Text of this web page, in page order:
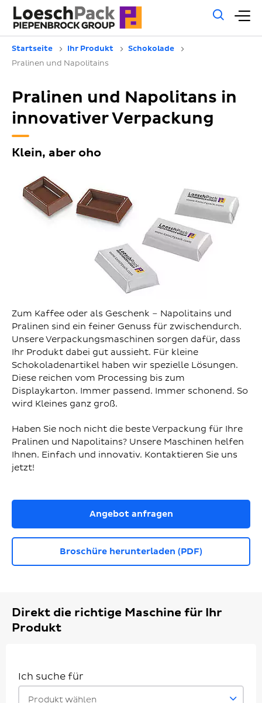
Startseite Ihr Produkt
Schokolade
Pralinen und Napolitains
Pralinen und Napolitans in
innovativer Verpackung
Klein, aber oho
Zum Kaffee oder als Geschenk – Napolitains und
Pralinen sind ein feiner Genuss für zwischendurch.
Unsere Verpackungsmaschinen sorgen dafür, dass
Ihr Produkt dabei gut aussieht. Für kleine
Schokoladenartikel haben wir spezielle Lösungen.
Diese reichen vom Processing bis zum
Displaykarton. Immer passend. Immer schonend. So
wird Kleines ganz groß.
Haben Sie noch nicht die beste Verpackung für Ihre
Pralinen und Napolitains? Unsere Maschinen helfen
Ihnen. Einfach und innovativ. Kontaktieren Sie uns
jetzt!
Angebot anfragen
Broschüre herunterladen (PDF)
Direkt die richtige Maschine für Ihr
Produkt
Ich suche für
Produkt wählen